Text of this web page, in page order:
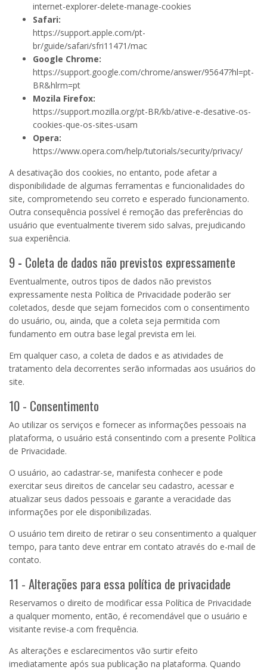
internet-explorer-delete-manage-cookies
Safari:
https://support.apple.com/pt-
br/guide/safari/sfri11471/mac
Google Chrome:
https://support.google.com/chrome/answer/95647?hl=pt-
BR&hlrm=pt
Mozila Firefox:
https://support.mozilla.org/pt-BR/kb/ative-e-desative-os-
cookies-que-os-sites-usam
Opera:
https://www.opera.com/help/tutorials/security/privacy/
A desativação dos cookies, no entanto, pode afetar a
disponibilidade de algumas ferramentas e funcionalidades do
site, comprometendo seu correto e esperado funcionamento.
Outra consequência possível é remoção das preferências do
usuário que eventualmente tiverem sido salvas, prejudicando
sua experiência.
9- Coleta de dados não previstos expressamente
Eventualmente, outros tipos de dados não previstos
expressamente nesta Política de Privacidade poderão ser
coletados, desde que sejam fornecidos com o consentimento
do usuário, ou, ainda, que a coleta seja permitida com
fundamento em outra base legal prevista em lei.
Em qualquer caso, a coleta de dados e as atividades de
tratamento dela decorrentes serão informadas aos usuários do
site.
10 - Consentimento
Ao utilizar os serviços e fornecer as informações pessoais na
plataforma, o usuário está consentindo com a presente Política
de Privacidade.
O usuário, ao cadastrar-se, manifesta conhecer e pode
exercitar seus direitos de cancelar seu cadastro, acessar e
atualizar seus dados pessoais e garante a veracidade das
informações por ele disponibilizadas.
O usuário tem direito de retirar o seu consentimento a qualquer
tempo, para tanto deve entrar em contato através do e-mail de
contato.
11 - Alterações para essa política de privacidade
Reservamos o direito de modificar essa Política de Privacidade
a qualquer momento, então, é recomendável que o usuário e
visitante revise-a com frequência.
As alterações e esclarecimentos vão surtir efeito
imediatamente após sua publicação na plataforma. Quando